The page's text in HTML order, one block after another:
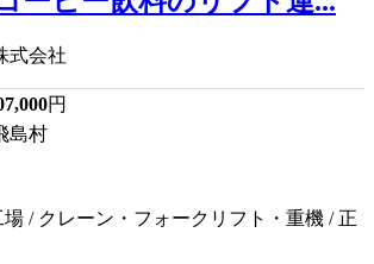
式会社
円
島村
/ クレーン・フォークリフト・重機 / 正